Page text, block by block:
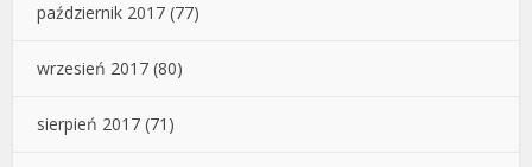
październik 2017 (77)
wrzesień 2017 (80)
sierpień 2017 (71)